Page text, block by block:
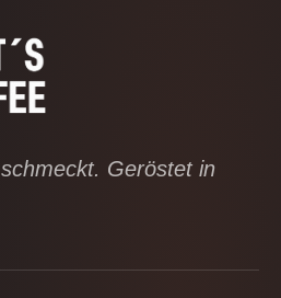
schmeckt. Geröstet in